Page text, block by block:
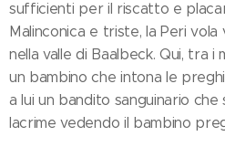
sufficienti per il riscatto e
Malinconica e triste, la Peri vola
nella valle di Baalbeck. Qui, tra i
un bambino che intona le
a lui un bandito sanguinario
lacrime vedendo il bambino